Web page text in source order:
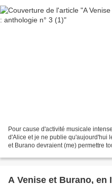
Pour cause d'activité musicale
d'Alice et je ne publie qu'aujourd'hui
et Burano devraient (me) permettre
A Venise et Burano, en